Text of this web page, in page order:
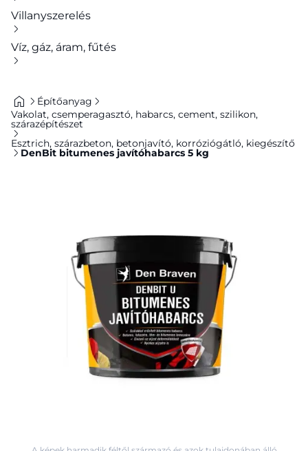
Villanyszerelés
Víz, gáz, áram, fűtés
Építőanyag
Vakolat, csemperagasztó, habarcs, cement, szilikon,
szárazépítészet
Esztrich, szárazbeton, betonjavító, korróziógátló, kiegészítő
DenBit bitumenes javítóhabarcs 5 kg